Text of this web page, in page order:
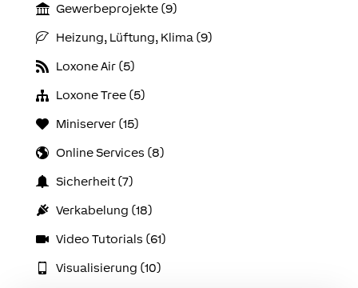
Gewerbeprojekte (9)
Heizung, Lüftung, Klima (9)
Loxone Air (5)
Loxone Tree (5)
Miniserver (15)
Online Services (8)
Sicherheit (7)
Verkabelung (18)
Video Tutorials (61)
Visualisierung (10)